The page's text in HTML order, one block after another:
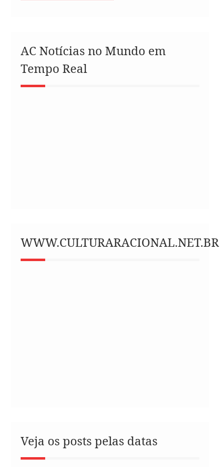
AC Notícias no Mundo em
Tempo Real
WWW.CULTURARACIONAL.NET.BR
Veja os posts pelas datas